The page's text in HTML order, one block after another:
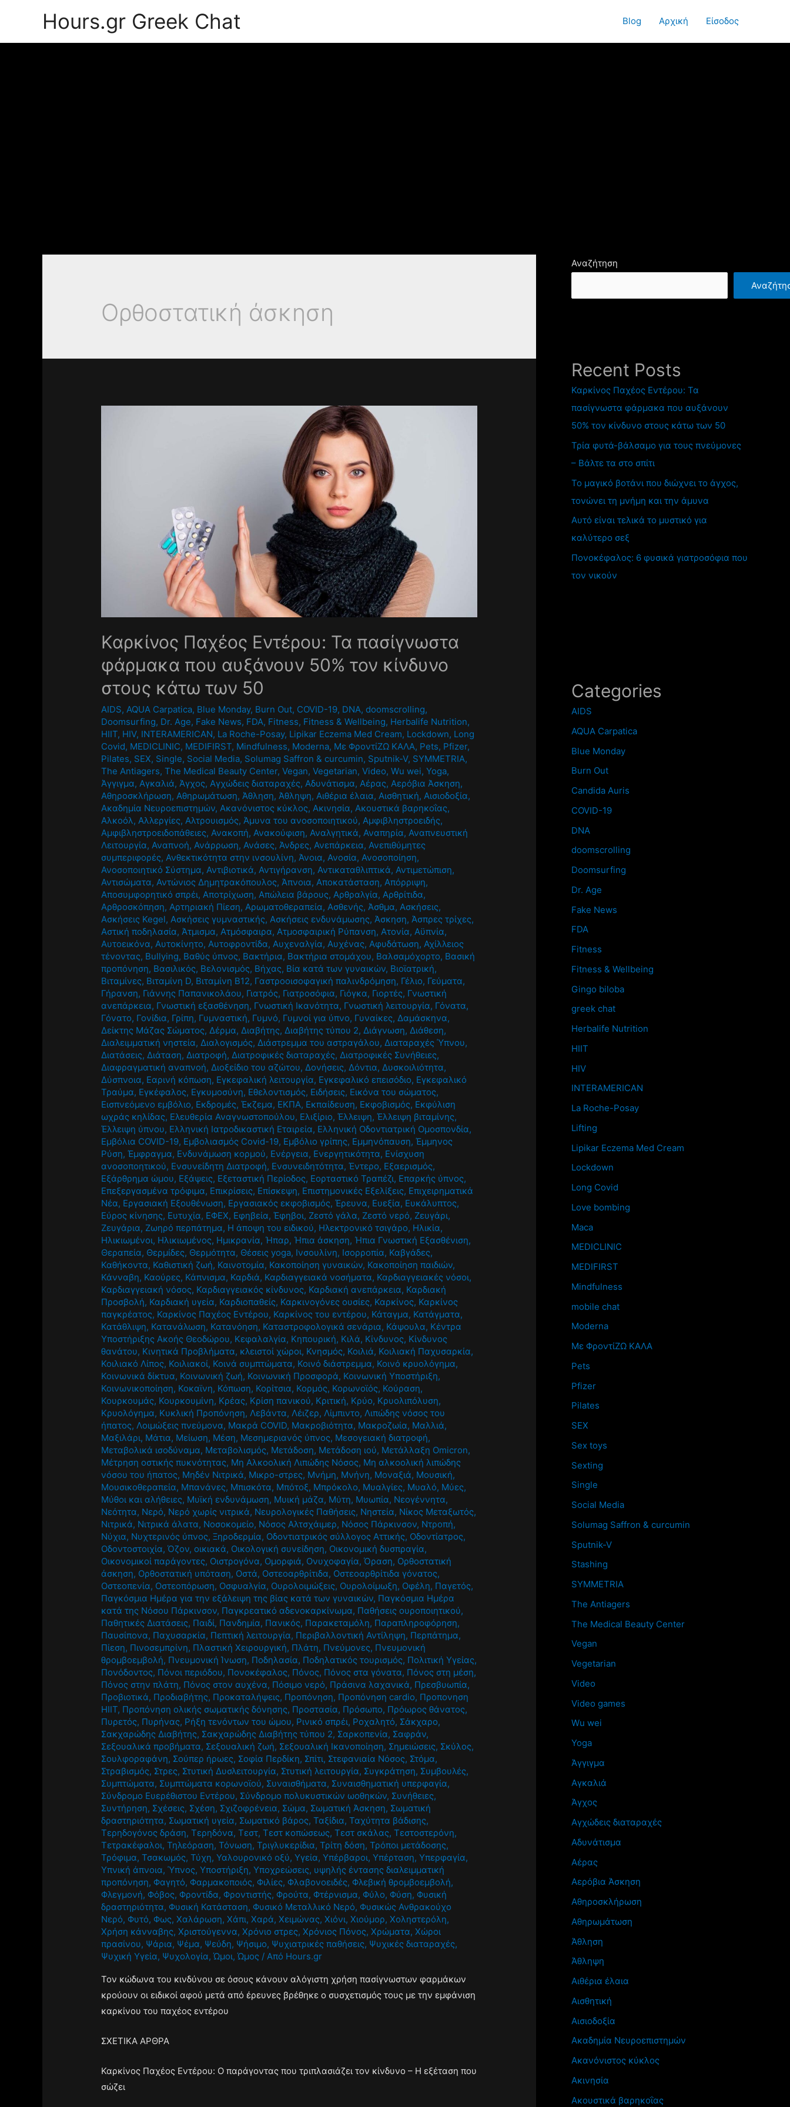
Hours.gr Greek Chat Blog Αρχική Είσοδος
Ορθοστατική άσκηση
Καρκίνος Παχέος Εντέρου: Τα πασίγνωστα
φάρμακα που αυξάνουν 50% τον κίνδυνο
στους κάτω των 50
AIDS, AQUA Carpatica, Blue Monday, Burn Out, COVID-19, DNA,doomscrolling,
Doomsurfing, Dr. Age, Fake News, FDA, Fitness, Fitness & Wellbeing, Herbalife Nutrition,
HIIT, HIV, INTERAMERICAN, La Roche-Posay, Lipikar Eczema Med Cream, Lockdown, Long
Covid, MEDICLINIC, MEDIFIRST, Mindfulness, Moderna, Mε ΦροντίΖΩ ΚΑΛΑ, Pets, Pfizer,
Pilates, SEX, Single, Social Media, Solumag Saffron & curcumin, Sputnik-V, SYMMETRIA,
The Antiagers,The Medical Beauty Center,Vegan,Vegetarian,Video,Wu wei,Yoga,
Άγγιγμα, Αγκαλιά, Άγχος, Αγχώδεις διαταραχές, Αδυνάτισμα, Αέρας, Αερόβια Άσκηση,
Αθηροσκλήρωση, Αθηρωμάτωση, Άθληση, Άθληψη, Αιθέρια έλαια, Αισθητική, Αισιοδοξία,
Ακαδημία Νευροεπιστημών, Ακανόνιστος κύκλος, Ακινησία, Ακουστικά βαρηκοΐας,
Αλκοόλ, Αλλεργίες, Αλτρουισμός, Άμυνα του ανοσοποιητικού, Αμφιβληστροειδής,
Αμφιβληστροειδοπάθειες, Ανακοπή, Ανακούφιση, Αναλγητικά, Αναπηρία, Αναπνευστική
Λειτουργία, Αναπνοή, Ανάρρωση, Ανάσες, Άνδρες, Ανεπάρκεια, Ανεπιθύμητες
συμπεριφορές, Ανθεκτικότητα στην ινσουλίνη, Άνοια, Ανοσία, Ανοσοποίηση,
Ανοσοποιητικό Σύστημα, Αντιβιοτικά, Αντιγήρανση, Αντικαταθλιπτικά, Αντιμετώπιση,
Αντισώματα, Αντώνιος Δημητρακόπουλος, Άπνοια, Αποκατάσταση, Απόρριψη,
Αποσυμφορητικό σπρέι, Αποτρίχωση, Απώλεια βάρους, Αρθραλγία, Αρθρίτιδα,
Αρθροσκόπηση, Αρτηριακή Πίεση, Αρωματοθεραπεία, Ασθενής, Άσθμα, Ασκήσεις,
Ασκήσεις Kegel, Ασκήσεις γυμναστικής, Ασκήσεις ενδυνάμωσης, Άσκηση, Άσπρες τρίχες,
Αστική ποδηλασία, Άτμισμα, Ατμόσφαιρα, Ατμοσφαιρική Ρύπανση, Ατονία, Αϋπνία,
Αυτοεικόνα, Αυτοκίνητο, Αυτοφροντίδα, Αυχεναλγία, Αυχένας, Αφυδάτωση, Αχίλλειος
τένοντας, Βullying, Βαθύς ύπνος, Βακτήρια, Βακτήρια στομάχου, Βαλσαμόχορτο, Βασική
προπόνηση, Βασιλικός, Βελονισμός, Βήχας, Βία κατά των γυναικών, Βιοϊατρική,
Βιταμίνες, Βιταμίνη D, Βιταμίνη Β12, Γαστροοισοφαγική παλινδρόμηση, Γέλιο, Γεύματα,
Γήρανση, Γιάννης Παπανικολάου, Γιατρός, Γιατροσόφια, Γιόγκα, Γιορτές, Γνωστική
ανεπάρκεια, Γνωστική εξασθένηση, Γνωστική Ικανότητα, Γνωστική λειτουργία, Γόνατα,
Γόνατο, Γονίδια, Γρίπη, Γυμναστική, Γυμνό, Γυμνοί για ύπνο, Γυναίκες, Δαμάσκηνα,
Δείκτης Μάζας Σώματος, Δέρμα, Διαβήτης, Διαβήτης τύπου 2, Διάγνωση, Διάθεση,
Διαλειμματική νηστεία, Διαλογισμός, Διάστρεμμα του αστραγάλου, Διαταραχές Ύπνου,
Διατάσεις, Διάταση, Διατροφή, Διατροφικές διαταραχές, Διατροφικές Συνήθειες,
Διαφραγματική αναπνοή, Διοξείδιο του αζώτου, Δονήσεις, Δόντια, Δυσκοιλιότητα,
Δύσπνοια, Εαρινή κόπωση, Εγκεφαλική λειτουργία, Εγκεφαλικό επεισόδιο, Εγκεφαλικό
Τραύμα, Εγκέφαλος, Εγκυμοσύνη, Εθελοντισμός, Ειδήσεις, Εικόνα του σώματος,
Εισπνεόμενο εμβόλιο, Εκδρομές,Έκζεμα, ΕΚΠΑ, Εκπαίδευση, Εκφοβισμός, Εκφύλιση
ωχράς κηλίδας, Ελευθερία Αναγνωστοπούλου, Ελιξίριο,Έλλειψη,Έλλειψη βιταμίνης,
Έλλειψη ύπνου, Ελληνική Ιατροδικαστική Εταιρεία, Ελληνική Οδοντιατρική Ομοσπονδία,
Εμβόλια COVID-19, Εμβολιασμός Covid-19, Εμβόλιο γρίπης, Εμμηνόπαυση,Έμμηνος
Ρύση,Έμφραγμα, Ενδυνάμωση κορμού, Ενέργεια, Ενεργητικότητα, Ενίσχυση
ανοσοποητικού, Ενσυνείδητη Διατροφή, Ενσυνειδητότητα,Έντερο, Εξαερισμός,
Εξάρθρημα ώμου, Εξάψεις, Εξεταστική Περίοδος, Εορταστικό Τραπέζι, Επαρκής ύπνος,
Επεξεργασμένα τρόφιμα, Επικρίσεις, Επίσκεψη, Επιστημονικές Εξελίξεις, Επιχειρηματικά
Νέα, Εργασιακή Εξουθένωση, Εργασιακός εκφοβισμός,Έρευνα, Ευεξία, Ευκάλυπτος,
Εύρος κίνησης, Ευτυχία, ΕΦΕΧ, Εφηβεία,Έφηβοι, Ζεστό γάλα, Ζεστό νερό, Ζευγάρι,
Ζευγάρια, Ζωηρό περπάτημα, Η άποψη του ειδικού, Ηλεκτρονικό τσιγάρο, Ηλικία,
Ηλικιωμένοι, Ηλικιωμένος, Ημικρανία, Ήπαρ, Ήπια άσκηση, Ήπια Γνωστική Εξασθένιση,
Θεραπεία, Θερμίδες, Θερμότητα, Θέσεις yoga, Ινσουλίνη, Ισορροπία, Καβγάδες,
Καθήκοντα, Καθιστική ζωή, Καινοτομία, Κακοποίηση γυναικών, Κακοποίηση παιδιών,
Κάνναβη, Καούρες, Κάπνισμα, Καρδιά, Καρδιαγγειακά νοσήματα, Καρδιαγγειακές νόσοι,
Καρδιαγγειακή νόσος, Καρδιαγγειακός κίνδυνος, Καρδιακή ανεπάρκεια, Καρδιακή
Προσβολή, Καρδιακή υγεία, Καρδιοπαθείς, Καρκινογόνες ουσίες, Καρκίνος, Καρκίνος
παγκρέατος, Καρκίνος Παχέος Εντέρου, Καρκίνος του εντέρου, Κάταγμα, Κατάγματα,
Κατάθλιψη, Κατανάλωση, Κατανόηση, Καταστροφολογικά σενάρια, Κάψουλα, Κέντρα
Υποστήριξης Ακοής Θεοδώρου, Κεφαλαλγία, Κηπουρική, Κιλά, Κίνδυνος, Κίνδυνος
θανάτου, Κινητικά Προβλήματα, κλειστοί χώροι, Κνησμός, Κοιλιά, Κοιλιακή Παχυσαρκία,
Κοιλιακό Λίπος, Κοιλιακοί, Κοινά συμπτώματα, Κοινό διάστρεμμα, Κοινό κρυολόγημα,
Κοινωνικά δίκτυα, Κοινωνική ζωή, Κοινωνική Προσφορά, Κοινωνική Υποστήριξη,
Κοινωνικοποίηση, Κοκαϊνη, Κόπωση, Κορίτσια, Κορμός, Κορωνοϊός, Κούραση,
Κουρκουμάς, Κουρκουμίνη, Κρέας, Κρίση πανικού, Κριτική, Κρύο, Κρυολιπόλυση,
Κρυολόγημα, Κυκλική Προπόνηση, Λεβάντα, Λέιζερ, Λίμπιντο, Λιπώδης νόσος του
ήπατος, Λοιμώξεις πνεύμονα, Μακρά COVID, Μακροβιότητα, Μακροζωία, Μαλλιά,
Μαξιλάρι, Μάτια, Μείωση, Μέση, Μεσημεριανός ύπνος, Μεσογειακή διατροφή,
Μεταβολικά ισοδύναμα, Μεταβολισμός, Μετάδοση, Μετάδοση ιού, Μετάλλαξη Omicron,
Μέτρηση οστικής πυκνότητας, Μη Αλκοολική Λιπώδης Νόσος, Μη αλκοολική λιπώδης
νόσου του ήπατος, Μηδέν Νιτρικά, Μικρο-στρες, Μνήμη, Μνήνη, Μοναξιά, Μουσική,
Μουσικοθεραπεία, Μπανάνες, Μπισκότα, Μπότοξ, Μπρόκολο, Μυαλγίες, Μυαλό, Μύες,
Μύθοι και αλήθειες, Μυϊκή ενδυνάμωση, Μυική μάζα, Μύτη, Μυωπία, Νεογέννητα,
Νεότητα, Νερό, Νερό χωρίς νιτρικά, Νευρολογικές Παθήσεις, Νηστεία, Νίκος Μεταξωτός,
Νιτρικά, Νιτρικά άλατα, Νοσοκομείο, Νόσος Αλτσχάιμερ, Νόσος Πάρκινσον, Ντροπή,
Νύχια, Νυχτερινός ύπνος,Ξηροδερμία, Οδοντιατρικός σύλλογος Αττικής, Οδοντίατρος,
Οδοντοστοιχία,Όζον,οικιακά, Οικολογική συνείδηση, Οικονομική δυσπραγία,
Οικονομικοί παράγοντες, Οιστρογόνα, Ομορφιά, Ονυχοφαγία,Όραση, Ορθοστατική
άσκηση, Ορθοστατική υπόταση, Οστά, Οστεοαρθρίτιδα, Οστεοαρθρίτιδα γόνατος,
Οστεοπενία, Οστεοπόρωση, Οσφυαλγία, Ουρολοιμώξεις, Ουρολοίμωξη, Οφέλη, Παγετός,
Παγκόσμια Ημέρα για την εξάλειψη της βίας κατά των γυναικών, Παγκόσμια Ημέρα
κατά της Νόσου Πάρκινσον, Παγκρεατικό αδενοκαρκίνωμα, Παθήσεις ουροποιητικού,
Παθητικές Διατάσεις, Παιδί, Πανδημία, Πανικός, Παρακεταμόλη, Παραπληροφόρηση,
Παυσίπονα, Παχυσαρκία, Πεπτική λειτουργία, Περιβαλλοντική Αντίληψη, Περπάτημα,
Πίεση, Πινοσεμπρίνη, Πλαστική Χειρουργική, Πλάτη, Πνεύμονες, Πνευμονική
θρομβοεμβολή, Πνευμονική Ίνωση, Ποδηλασία, Ποδηλατικός τουρισμός, Πολιτική Υγείας,
Πονόδοντος, Πόνοι περιόδου, Πονοκέφαλος, Πόνος, Πόνος στα γόνατα, Πόνος στη μέση,
Πόνος στην πλάτη, Πόνος στον αυχένα, Πόσιμο νερό, Πράσινα λαχανικά, Πρεσβυωπία,
Προβιοτικά, Προδιαβήτης, Προκαταλήψεις, Προπόνηση, Προπόνηση cardio, Προπονηση
HIIT, Προπόνηση ολικής σωματικής δόνησης, Προστασία, Πρόσωπο, Πρόωρος θάνατος,
Πυρετός, Πυρήνας, Ρήξη τενόντων του ώμου, Ρινικό σπρέι, Ροχαλητό, Σάκχαρο,
Σακχαρώδης Διαβήτης, Σακχαρώδης Διαβήτης τύπου 2, Σαρκοπενία, Σαφράν,
Σεξουαλικά προβήματα, Σεξουαλική ζωή, Σεξουαλική Ικανοποίηση, Σημειώσεις, Σκύλος,
Σουλφοραφάνη, Σούπερ ήρωες, Σοφία Περδίκη, Σπίτι, Στεφανιαία Νόσος, Στόμα,
Στραβισμός, Στρες, Στυτική Δυσλειτουργία, Στυτική λειτουργία, Συγκράτηση, Συμβουλές,
Συμπτώματα, Συμπτώματα κορωνοϊού, Συναισθήματα, Συναισθηματική υπερφαγία,
Σύνδρομο Ευερέθιστου Εντέρου, Σύνδρομο πολυκυστικών ωοθηκών, Συνήθειες,
Συντήρηση, Σχέσεις, Σχέση, Σχιζοφρένεια, Σώμα, Σωματική Άσκηση, Σωματική
δραστηριότητα, Σωματική υγεία, Σωματικό βάρος,Ταξίδια,Ταχύτητα βάδισης,
Τερηδογόνος δράση,Τερηδόνα,Τεστ,Τεστ κοπώσεως,Τεστ σκάλας,Τεστοστερόνη,
Τετρακέφαλοι,Τηλεόραση,Τόνωση,Τριγλυκερίδια,Τρίτη δόση,Τρόποι μετάδοσης,
Τρόφιμα,Τσακωμός,Τύχη,Υαλουρονικό οξύ,Υγεία,Υπέρβαροι,Υπέρταση,Υπερφαγία,
Υπνική άπνοια,Ύπνος,Υποστήριξη,Υποχρεώσεις, υψηλής έντασης διαλειμματική
προπόνηση,Φαγητό,Φαρμακοποιός,Φιλίες,Φλαβονοειδές,Φλεβική θρομβοεμβολή,
Φλεγμονή,Φόβος,Φροντίδα,Φροντιστής,Φρούτα,Φτέρνισμα,Φύλο,Φύση,Φυσική
δραστηριότητα,Φυσική Κατάσταση,Φυσικό Μεταλλικό Νερό,Φυσικώς Ανθρακούχο
Νερό,Φυτό,Φως,Χαλάρωση,Χάπι,Χαρά,Χειμώνας,Χιόνι,Χιούμορ,Χοληστερόλη,
Χρήση κάνναβης,Χριστούγεννα,Χρόνιο στρες,Χρόνιος Πόνος,Χρώματα,Χώροι
πρασίνου, Ψάρια, Ψέμα, Ψεύδη, Ψήσιμο, Ψυχιατρικές παθήσεις, Ψυχικές διαταραχές,
Ψυχική Υγεία, Ψυχολογία,Ώμοι,Ώμος / Από Hours.gr
Τον κώδωνα του κινδύνου σε όσους κάνουν αλόγιστη χρήση πασίγνωστων φαρμάκων
κρούουν οι ειδικοί αφού μετά από έρευνες βρέθηκε ο συσχετισμός τους με την εμφάνιση
καρκίνου του παχέος εντέρου
ΣΧΕΤΙΚΑ ΑΡΘΡΑ
Καρκίνος Παχέος Εντέρου: Ο παράγοντας που τριπλασιάζει τον κίνδυνο – Η εξέταση που
σώζει
Αναζήτηση
Recent Posts
Καρκίνος Παχέος Εντέρου: Τα
πασίγνωστα φάρμακα που αυξάνουν
50% τον κίνδυνο στους κάτω των 50
Τρία φυτά-βάλσαμο για τους πνεύμονες
– Βάλτε τα στο σπίτι
Το μαγικό βοτάνι που διώχνει το άγχος,
τονώνει τη μνήμη και την άμυνα
Αυτό είναι τελικά το μυστικό για
καλύτερο σεξ
Πονοκέφαλος: 6 φυσικά γιατροσόφια που
τον νικούν
Categories
AIDS
AQUA Carpatica
Blue Monday
Burn Out
Candida Auris
COVID-19
DNA
doomscrolling
Doomsurfing
Dr. Age
Fake News
FDA
Fitness
Fitness & Wellbeing
Gingo biloba
greek chat
Herbalife Nutrition
HIIT
HIV
INTERAMERICAN
La Roche-Posay
Lifting
Lipikar Eczema Med Cream
Lockdown
Long Covid
Love bombing
Maca
MEDICLINIC
MEDIFIRST
Mindfulness
mobile chat
Moderna
Mε ΦροντίΖΩ ΚΑΛΑ
Pets
Pfizer
Pilates
SEX
Sex toys
Sexting
Single
Social Media
Solumag Saffron & curcumin
Sputnik-V
Stashing
SYMMETRIA
The Antiagers
The Medical Beauty Center
Vegan
Vegetarian
Video
Video games
Wu wei
Yoga
Άγγιγμα
Αγκαλιά
Άγχος
Αγχώδεις διαταραχές
Αδυνάτισμα
Αέρας
Αερόβια Άσκηση
Αθηροσκλήρωση
Αθηρωμάτωση
Άθληση
Άθληψη
Αιθέρια έλαια
Αισθητική
Αισιοδοξία
Ακαδημία Νευροεπιστημών
Ακανόνιστος κύκλος
Ακινησία
Ακουστικά βαρηκοΐας